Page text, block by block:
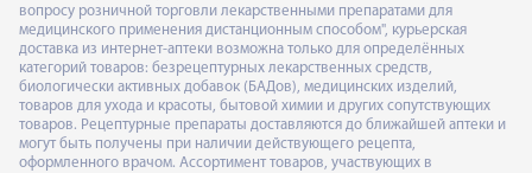
вопросу розничной торговли лекарственными препаратами для
медицинского применения дистанционным способом", курьерская
доставка из интернет-аптеки возможна только для определённых
категорий товаров: безрецептурных лекарственных средств,
биологически активных добавок (БАДов), медицинских изделий,
товаров для ухода и красоты, бытовой химии и других сопутствующих
товаров. Рецептурные препараты доставляются до ближайшей аптеки и
могут быть получены при наличии действующего рецепта,
оформленного врачом. Ассортимент товаров, участвующих в